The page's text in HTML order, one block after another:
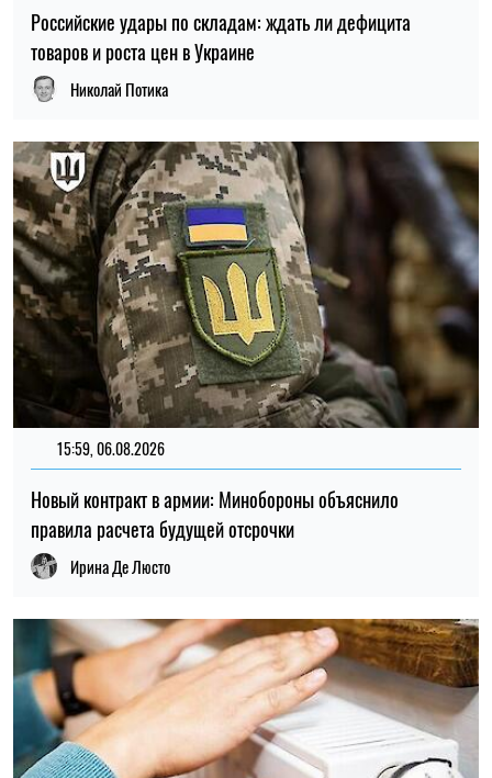
Российские удары по складам: ждать ли дефицита
товаров и роста цен в Украине
Николай Потика
15:59, 06.08.2026
Новый контракт в армии: Минобороны объяснило
правила расчета будущей отсрочки
Ирина Де Люсто